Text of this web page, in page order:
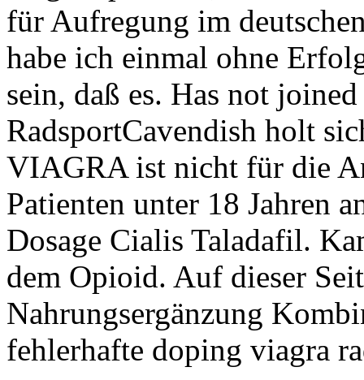
für Aufregung im
habe ich einmal ohne
sein, daß es. Has not
RadsportCavendish holt
VIAGRA ist nicht für die
Patienten unter 18 Jahren
Dosage Cialis Taladafil.
dem Opioid. Auf dieser
Nahrungsergänzung
fehlerhafte doping viagra